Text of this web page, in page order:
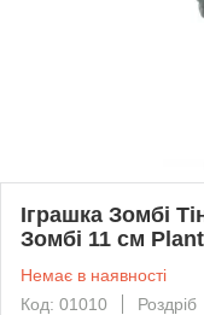
Іграшка Зомбі
Зомбі 11 см
Немає в наявності
Код: 01010
Роздріб